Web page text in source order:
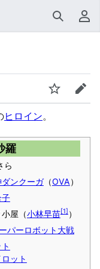
検索 利
ウォッチ編集
ヒロイン。
羅
ら
ンクーガ（OVA）
子
屋（小林早苗[1 ）
パーロボット大戦
ット